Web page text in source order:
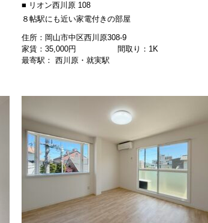
■ リオン西川原 108
８帖駅にも近い家電付きの部屋
住所：岡山市中区西川原308-9
家賃： 35,000円
間取り：1K
最寄駅： 西川原・就実駅